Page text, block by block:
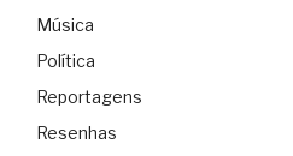
Música
Política
Reportagens
Resenhas